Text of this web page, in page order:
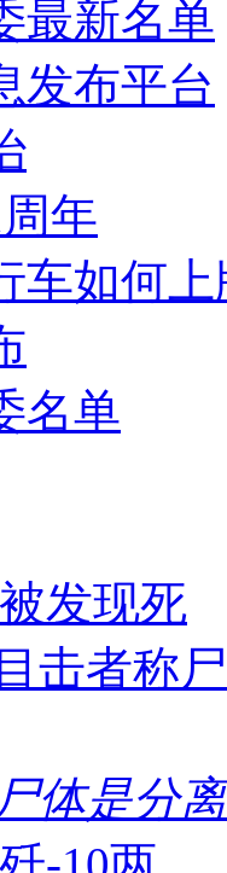
最新名单
发布平台
年
车如何上
名单
体是分离